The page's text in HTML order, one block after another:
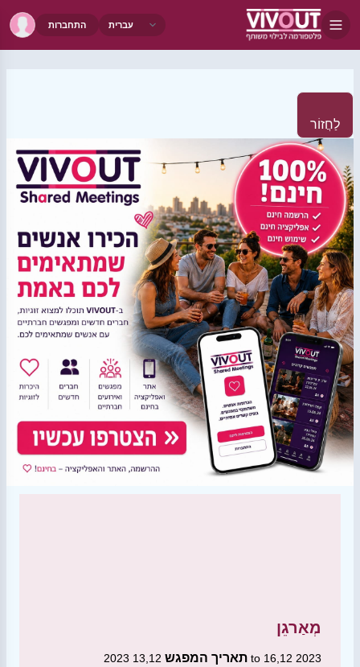
התחברות
לַחֲזוֹר
מְאַרגֵן
תאריך המפגש 13,12 2023 to 16,12 2023